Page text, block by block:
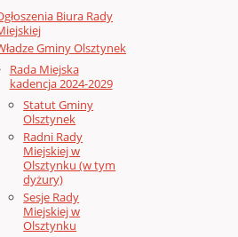
Biura Rady
Gminy Olsztynek
Rada Miejska
kadencja 2024-2029
Statut Gminy
Olsztynek
Radni Rady
Miejskiej w
Olsztynku (w tym
dyżury)
Sesje Rady
Miejskiej w
Olsztynku